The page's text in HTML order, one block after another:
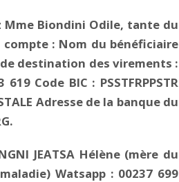
Mme Biondini Odile, tante du
: Nom du bénéficiaire
de destination des virements :
Code BIC : PSSTFRPPSTR
Adresse de la banque du
JEATSA Hélène (mère du
Watsapp : 00237 699